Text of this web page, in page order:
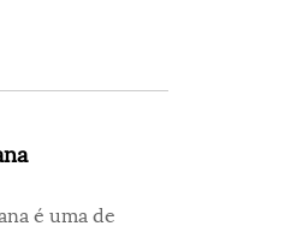
é uma de